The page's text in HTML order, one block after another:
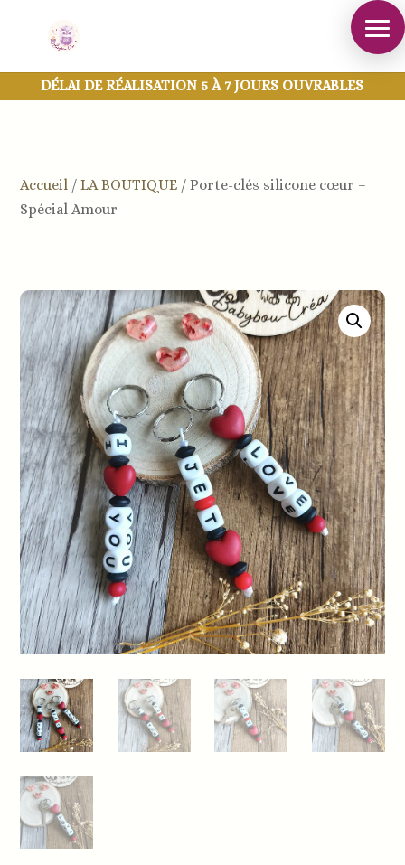
DÉLAI DE RÉALISATION 5 À 7 JOURS OUVRABLES
Accueil /LA BOUTIQUE /Porte-clés silicone cœur –
Spécial Amour